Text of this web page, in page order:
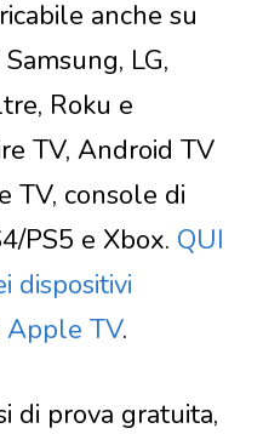
anche su
LG,
Roku e
TV, Android TV
TV, console di
PS5 e Xbox. QUI
dispositivi
Apple TV.
di prova gratuita,